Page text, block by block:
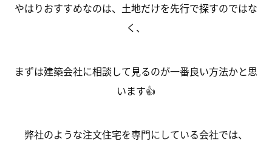
やはりおすすめなのは、土地だけを先行で探すのではな
く、
まずは建築会社に相談して見るのが一番良い方法かと思
います👍
弊社のような注文住宅を専門にしている会社では、